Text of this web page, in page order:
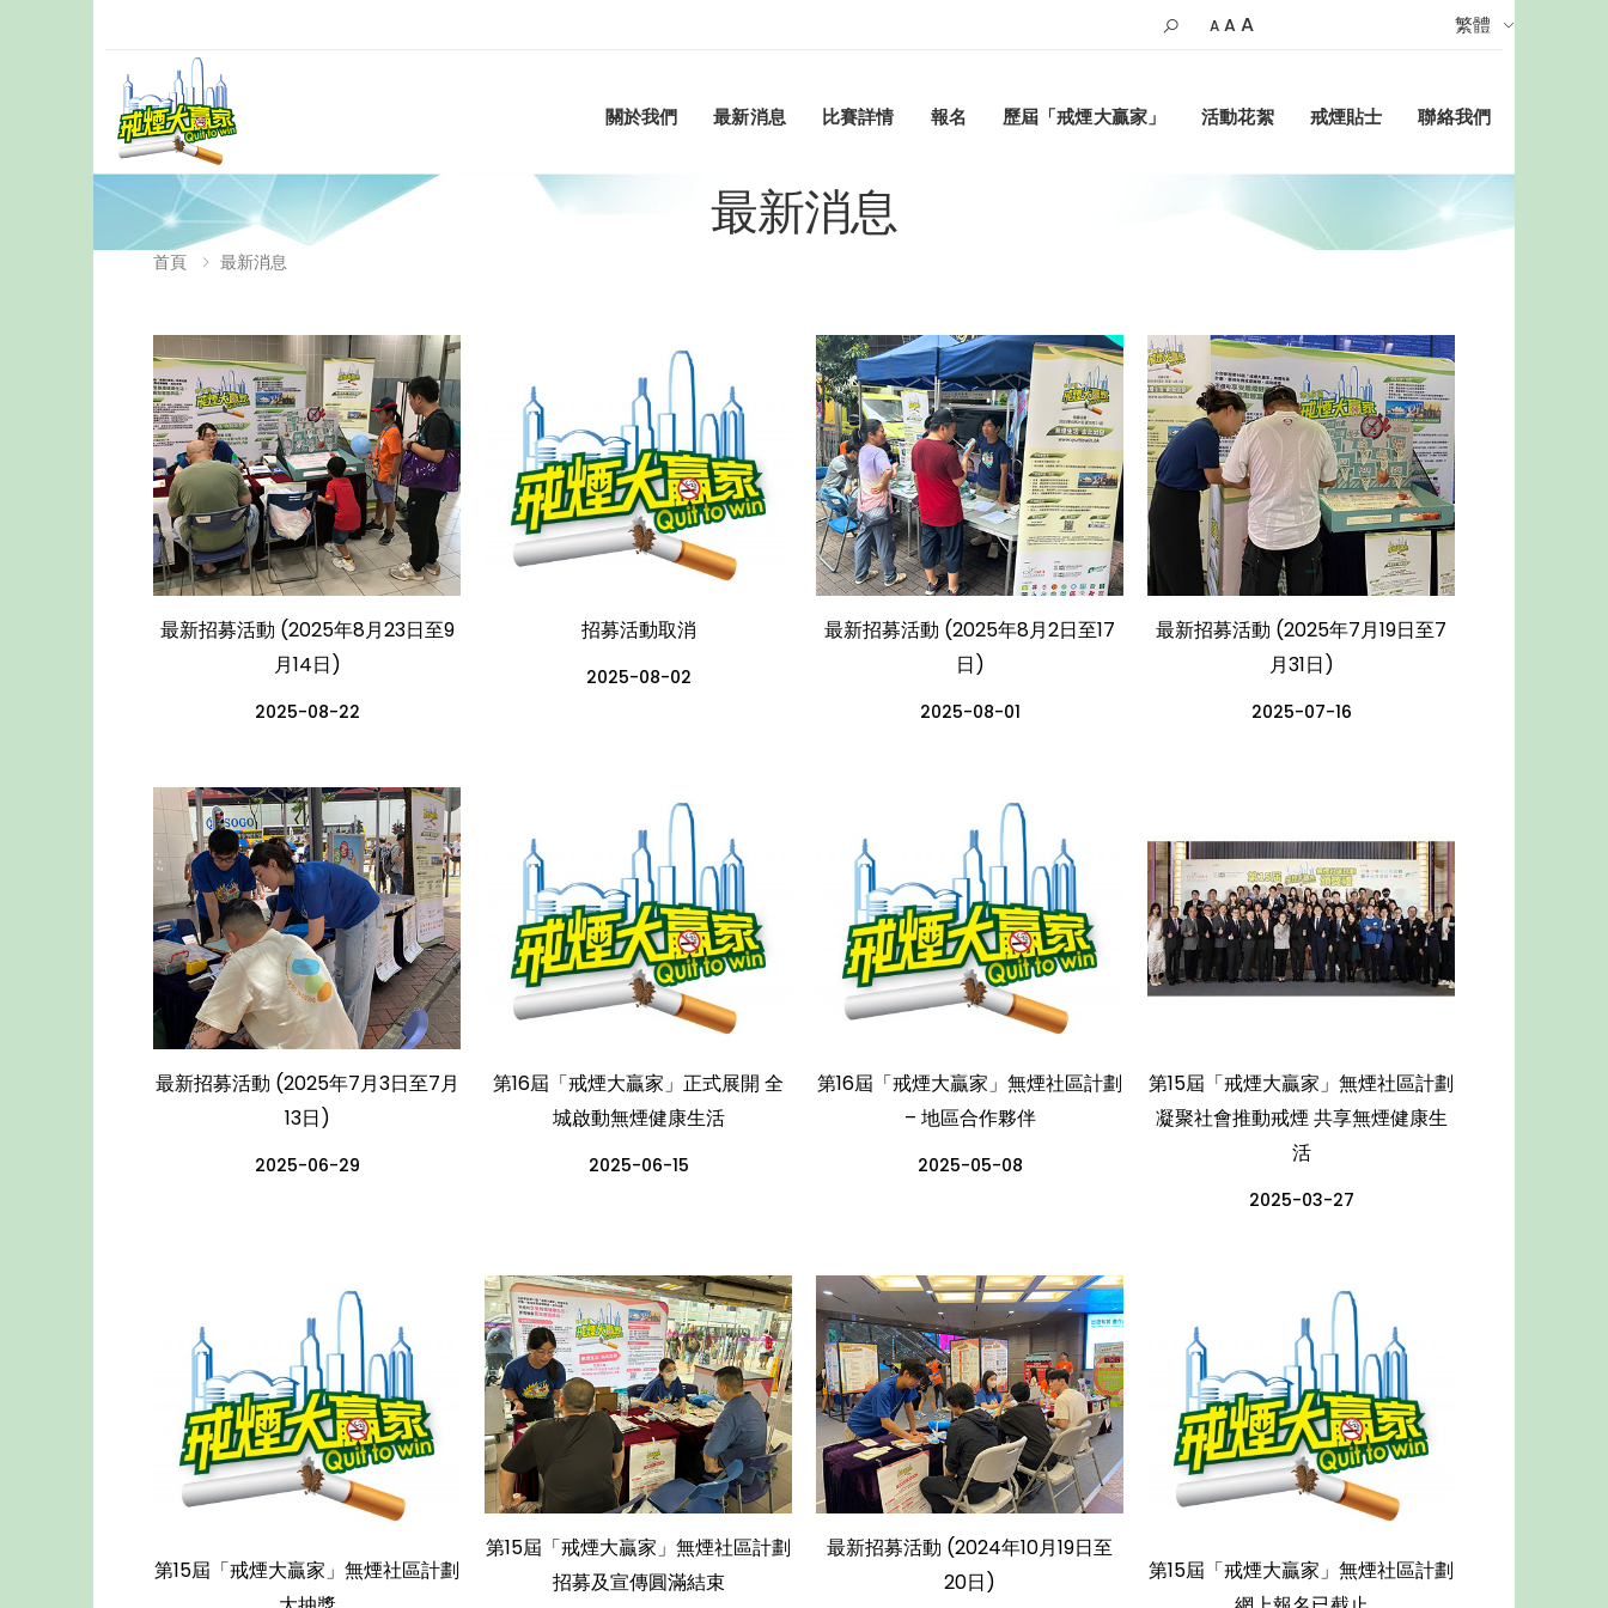
A A A 繁體
關於我們 最新消息 比賽詳情 報名 歷屆「戒煙大贏家」 活動花絮 戒煙貼士 聯絡我們
最新消息
首頁 最新消息
最新招募活動 (2025年8月23日至9
月14日)
2025-08-22
招募活動取消
2025-08-02
最新招募活動 (2025年8月2日至17
日)
2025-08-01
最新招募活動 (2025年7月19日至7
月31日)
2025-07-16
最新招募活動 (2025年7月3日至7月
13日)
2025-06-29
第16屆「戒煙大贏家」正式展開 全
城啟動無煙健康生活
2025-06-15
第16屆「戒煙大贏家」無煙社區計劃
– 地區合作夥伴
2025-05-08
第15屆「戒煙大贏家」無煙社區計劃
凝聚社會推動戒煙 共享無煙健康生
活
2025-03-27
第15屆「戒煙大贏家」無煙社區計劃
第15屆「戒煙大贏家」無煙社區計劃
招募及宣傳圓滿結束
最新招募活動 (2024年10月19日至
20日)
第15屆「戒煙大贏家」無煙社區計劃